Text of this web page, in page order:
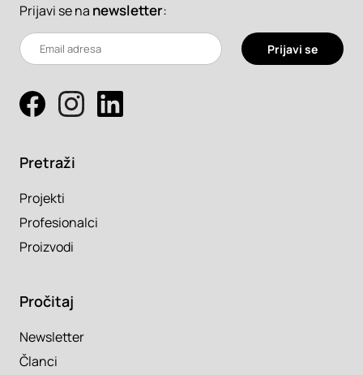
Prijavi se na newsletter:
Prijavi se
Pretraži
Projekti
Profesionalci
Proizvodi
Pročitaj
Newsletter
Članci